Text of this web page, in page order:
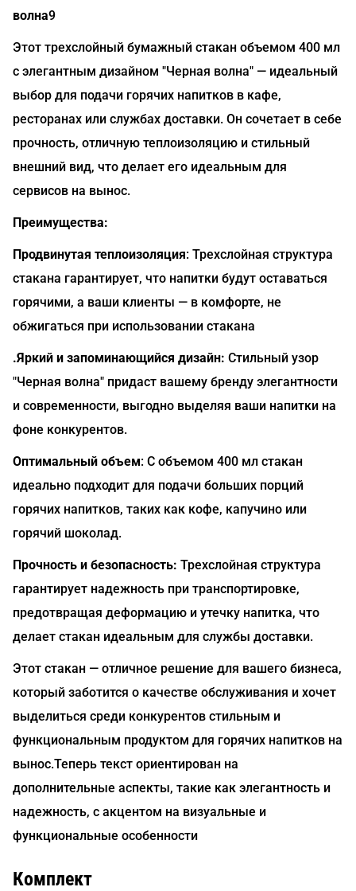
волна9
Этот трехслойный бумажный стакан объемом 400 мл
с элегантным дизайном "Черная волна" — идеальный
выбор для подачи горячих напитков в кафе,
ресторанах или службах доставки. Он сочетает в себе
прочность, отличную теплоизоляцию и стильный
внешний вид, что делает его идеальным для
сервисов на вынос.
Преимущества:
Продвинутая теплоизоляция: Трехслойная структура
стакана гарантирует, что напитки будут оставаться
горячими, а ваши клиенты — в комфорте, не
обжигаться при использовании стакана
.Яркий и запоминающийся дизайн: Стильный узор
"Черная волна" придаст вашему бренду элегантности
и современности, выгодно выделяя ваши напитки на
фоне конкурентов.
Оптимальный объем: С объемом 400 мл стакан
идеально подходит для подачи больших порций
горячих напитков, таких как кофе, капучино или
горячий шоколад.
Прочность и безопасность: Трехслойная структура
гарантирует надежность при транспортировке,
предотвращая деформацию и утечку напитка, что
делает стакан идеальным для службы доставки.
Этот стакан — отличное решение для вашего бизнеса,
который заботится о качестве обслуживания и хочет
выделиться среди конкурентов стильным и
функциональным продуктом для горячих напитков на
вынос.Теперь текст ориентирован на
дополнительные аспекты, такие как элегантность и
надежность, с акцентом на визуальные и
функциональные особенности
Комплект